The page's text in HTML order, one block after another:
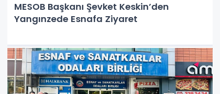
MESOB Başkanı Şevket Keskin’den
Yangınzede Esnafa Ziyaret